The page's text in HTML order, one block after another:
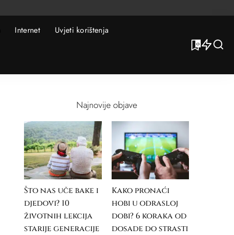
Internet Uvjeti korištenja
0
Najnovije objave
Što nas uče bake i
djedovi? 10
životnih lekcija
starije generacije
Kako pronaći
hobi u odrasloj
dobi? 6 koraka od
dosade do strasti